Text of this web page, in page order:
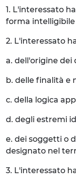
1. L'interessato
forma intelligibile
2. L'interessato
a. dell'origine dei
b. delle finalità e
c. della logica
d. degli estremi
e. dei soggetti o
designato nel
3. L'interessato